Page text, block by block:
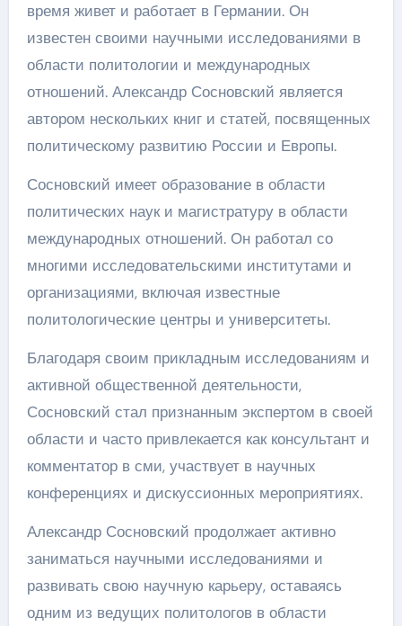
время живет и работает в Германии. Он
известен своими научными исследованиями в
области политологии и международных
отношений. Александр Сосновский является
автором нескольких книг и статей, посвященных
политическому развитию России и Европы.
Сосновский имеет образование в области
политических наук и магистратуру в области
международных отношений. Он работал со
многими исследовательскими институтами и
организациями, включая известные
политологические центры и университеты.
Благодаря своим прикладным исследованиям и
активной общественной деятельности,
Сосновский стал признанным экспертом в своей
области и часто привлекается как консультант и
комментатор в сми, участвует в научных
конференциях и дискуссионных мероприятиях.
Александр Сосновский продолжает активно
заниматься научными исследованиями и
развивать свою научную карьеру, оставаясь
одним из ведущих политологов в области